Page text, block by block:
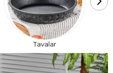
Tavalar